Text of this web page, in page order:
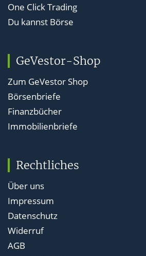
One Click Trading
Du kannst Börse
GeVestor-Shop
Zum GeVestor Shop
Börsenbriefe
Finanzbücher
Immobilienbriefe
Rechtliches
Über uns
Impressum
Datenschutz
Widerruf
AGB